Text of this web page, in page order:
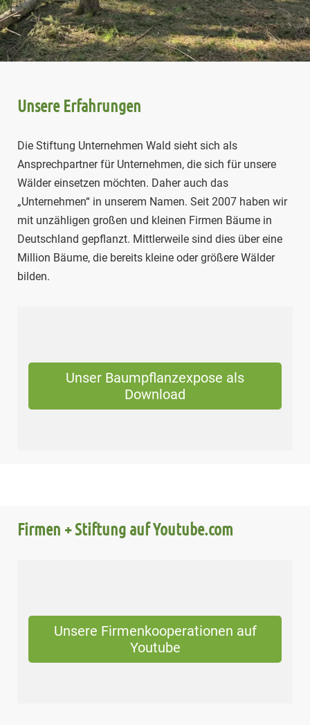
Unsere Erfahrungen
Die Stiftung Unternehmen Wald sieht sich als
Ansprechpartner für Unternehmen, die sich für unsere
Wälder einsetzen möchten. Daher auch das
„Unternehmen“ in unserem Namen. Seit 2007 haben wir
mit unzähligen großen und kleinen Firmen Bäume in
Deutschland gepflanzt. Mittlerweile sind dies über eine
Million Bäume, die bereits kleine oder größere Wälder
bilden.
Unser Baumpflanzexpose als
Download
Firmen + Stiftung auf Youtube.com
Unsere Firmenkooperationen auf
Youtube